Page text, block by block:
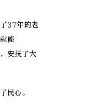
37年的老
能
安抚了大
民心。